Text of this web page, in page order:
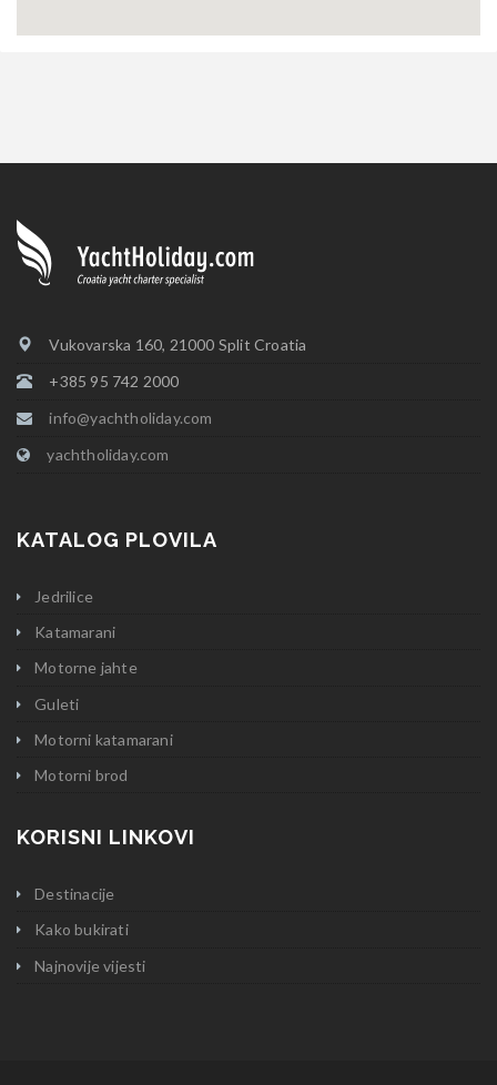
Vukovarska 160, 21000 Split Croatia
+385 95 742 2000
info@yachtholiday.com
yachtholiday.com
KATALOG PLOVILA
Jedrilice
Katamarani
Motorne jahte
Guleti
Motorni katamarani
Motorni brod
KORISNI LINKOVI
Destinacije
Kako bukirati
Najnovije vijesti